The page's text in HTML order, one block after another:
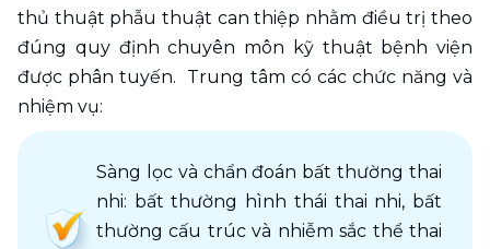
thủ thuật phẫu thuật can thiệp nhằm điều trị theo
đúng quy định chuyên môn kỹ thuật bệnh viện
được phân tuyến.  Trung tâm có các chức năng và
nhiệm vụ:
Sàng lọc và chẩn đoán bất thường thai
nhi: bất thường hình thái thai nhi, bất
thường cấu trúc và nhiễm sắc thể thai